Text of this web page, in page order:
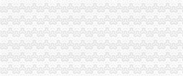
寻物启示（图）_手机网易网
寻物启示-新闻频道-华龙网
创业·致富_网易新闻
颐之时巴国城开店_网易财经
重庆云联惠联盟商家（QQ）_轻应用webapp-兔展H5
重庆南岸南坪公司注册、公司变更、公司注销【今